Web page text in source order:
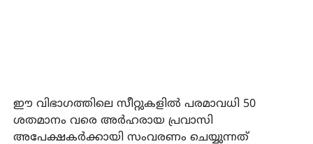
ഈ വിഭാഗത്തിലെ സീറ്റുകളില്‍ പരമാവധി 50
ശതമാനം വരെ അര്‍ഹരായ പ്രവാസി
അപേക്ഷകര്‍ക്കായി സംവരണം ചെയ്യുന്നത്